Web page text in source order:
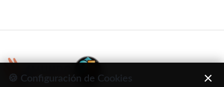
🍪 Configuración de Cookies ×